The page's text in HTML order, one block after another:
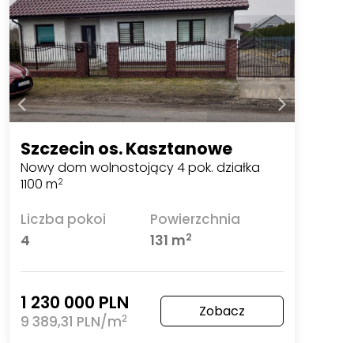
Szczecin os. Kasztanowe
Nowy dom wolnostojący 4 pok. działka
1100 m2
Liczba pokoi
4
Powierzchnia
131 m2
1 230 000 PLN
9 389,31 PLN/m2 Zobacz